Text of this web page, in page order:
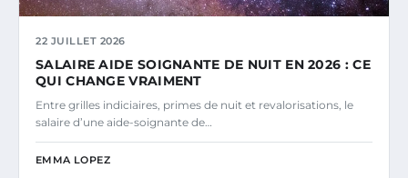
22 JUILLET 2026
SALAIRE AIDE SOIGNANTE DE NUIT EN 2026 : CE
QUI CHANGE VRAIMENT
Entre grilles indiciaires, primes de nuit et revalorisations, le
salaire d’une aide-soignante de…
EMMA LOPEZ